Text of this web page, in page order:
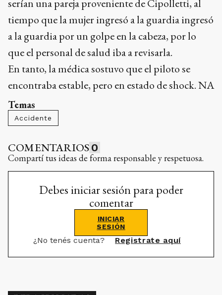
serían una pareja proveniente de Cipolletti, al
tiempo que la mujer ingresó a la guardia ingresó
a la guardia por un golpe en la cabeza, por lo
que el personal de salud iba a revisarla.
En tanto, la médica sostuvo que el piloto se
encontraba estable, pero en estado de shock. NA
Temas
Accidente
COMENTARIOS 0
Compartí tus ideas de forma responsable y respetuosa.
Debes iniciar sesión para poder
comentar
INICIAR
SESIÓN
¿No tenés cuenta? Registrate aquí